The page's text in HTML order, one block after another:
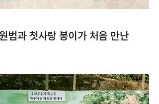
범과 첫사랑 봉이가 처음 만난